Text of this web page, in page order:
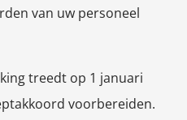
van uw personeel
treedt op 1 januari
voorbereiden.